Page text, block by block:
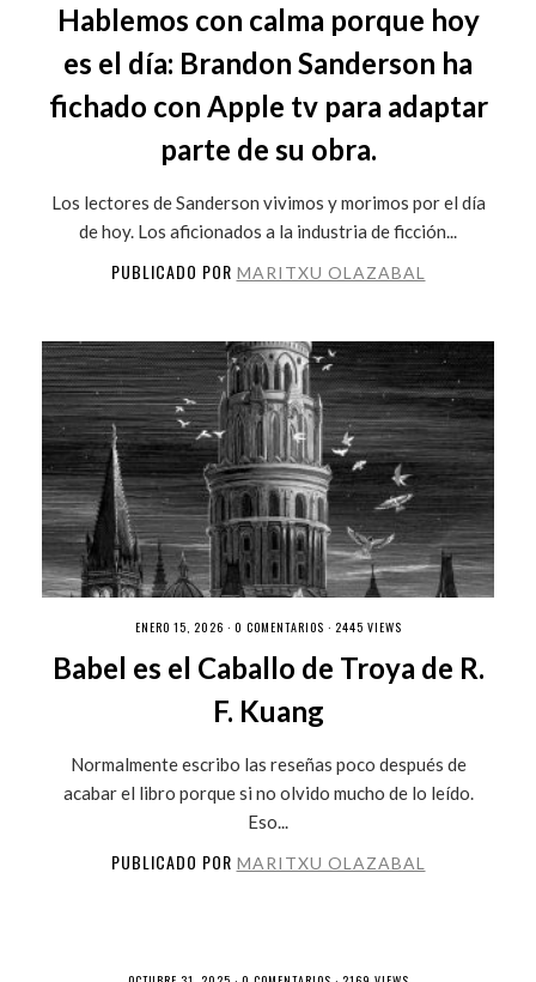
Hablemos con calma porque hoy
es el día: Brandon Sanderson ha
fichado con Apple tv para adaptar
parte de su obra.
Los lectores de Sanderson vivimos y morimos por el día
de hoy. Los aficionados a la industria de ficción...
PUBLICADO POR MARITXU OLAZABAL
ENERO 15, 2026 · 0 COMENTARIOS · 2445 VIEWS
Babel es el Caballo de Troya de R.
F. Kuang
Normalmente escribo las reseñas poco después de
acabar el libro porque si no olvido mucho de lo leído.
Eso...
PUBLICADO POR MARITXU OLAZABAL